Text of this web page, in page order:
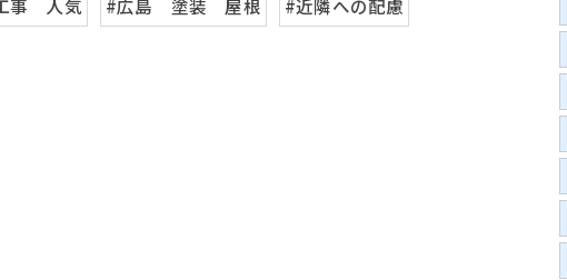
事 人気 #広島 塗装 屋根 #近隣への配慮